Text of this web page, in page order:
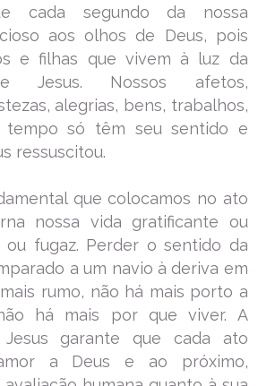
cada segundo da nossa
aos olhos de Deus, pois
e filhas que vivem à luz da
Jesus. Nossos afetos,
alegrias, bens, trabalhos,
tempo só têm seu sentido e
ressuscitou.
que colocamos no ato
nossa vida gratificante ou
ou fugaz. Perder o sentido da
a um navio à deriva em
rumo, não há mais porto a
há mais por que viver. A
Jesus garante que cada ato
a Deus e ao próximo,